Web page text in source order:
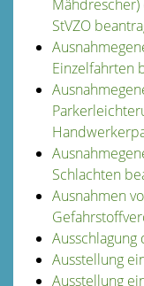
StVZO
Einzelfahrten
Schlachten
Ausnahmen
Ausstellung
Ausstellung